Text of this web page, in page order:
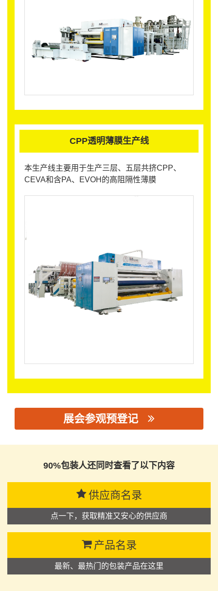
CPP透明薄膜生产线
本生产线主要用于生产三层、五层共挤CPP、
CEVA和含PA、EVOH的高阻隔性薄膜
展会参观预登记
90%包装人还同时查看了以下内容
供应商名录
点一下，获取精准又安心的供应商
产品名录
最新、最热门的包装产品在这里